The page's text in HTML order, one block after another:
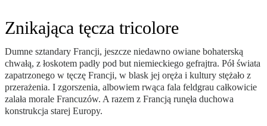
Znikająca tęcza tricolore
Dumne sztandary Francji, jeszcze niedawno owiane bohaterską
chwałą, z łoskotem padły pod but niemieckiego gefrajtra. Pół świata
zapatrzonego w tęczę Francji, w blask jej oręża i kultury stężało z
przerażenia. I zgorszenia, albowiem rwąca fala feldgrau całkowicie
zalała morale Francuzów. A razem z Francją runęła duchowa
konstrukcja starej Europy.